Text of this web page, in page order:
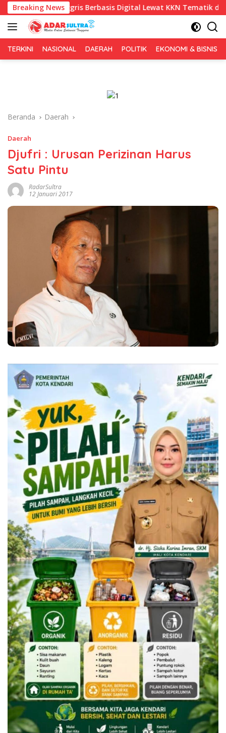
Langsung
ke
konten
Breaking News
Berbasis Digital Lewat KKN Tematik di Desa Alebo
TERKINI NASIONAL DAERAH POLITIK EKONOMI & BISNIS
Beranda Daerah
Daerah
Djufri : Urusan Perizinan Harus
Satu Pintu
RadarSultra
12 Januari 2017